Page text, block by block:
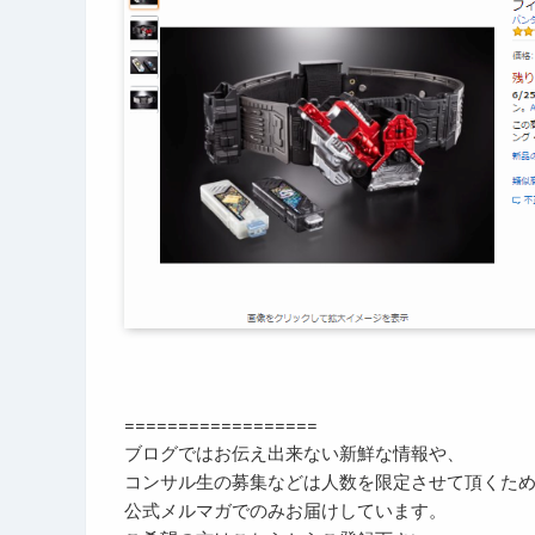
==================
ブログではお伝え出来ない新鮮な情報や、
コンサル生の募集などは人数を限定させて頂くため
公式メルマガでのみお届けしています。